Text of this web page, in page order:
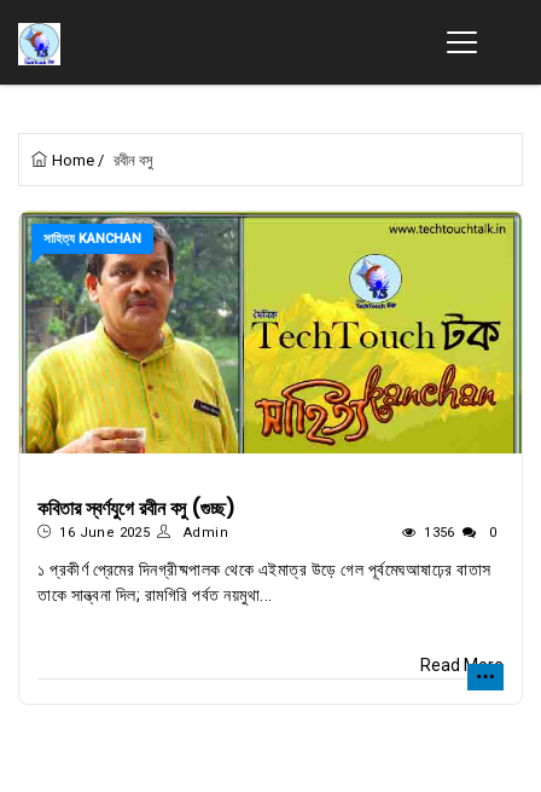
Home / রবীন বসু
সাহিত্য KANCHAN
কবিতার স্বর্ণযুগে রবীন বসু (গুচ্ছ)
16 June 2025 Admin 1356 0
১ প্রকীর্ণ প্রেমের দিনগ্রীষ্মপালক থেকে এইমাত্র উড়ে গেল পূর্বমেঘআষাঢ়ের বাতাস
তাকে সান্ত্বনা দিল; রামগিরি পর্বত নয়মুথা...
Read More